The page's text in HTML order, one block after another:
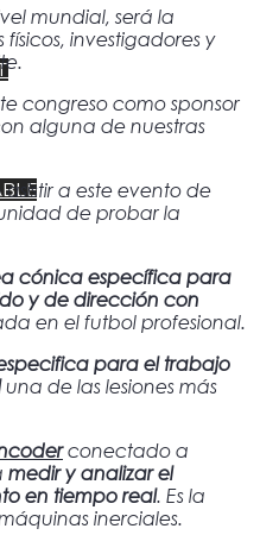
mundial, será la
investigadores y
congreso como sponsor
alguna de nuestras
a este evento de
de probar la
cónica específica para
y de dirección con
en el futbol profesional.
para el trabajo
una de las lesiones más
conectado a
medir y analizar el
en tiempo real. Es la
inerciales.